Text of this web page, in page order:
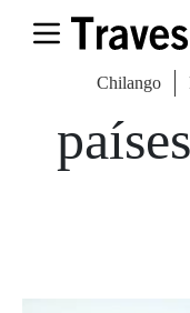
Chilango